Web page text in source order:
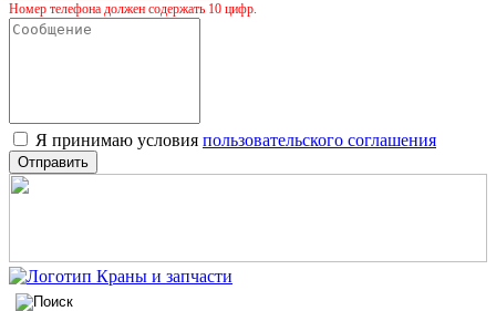
Номер телефона должен содержать 10 цифр.
Я принимаю условия пользовательского соглашения
Отправить